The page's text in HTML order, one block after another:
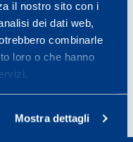
il nostro sito con i
dei dati web,
combinarle
loro o che hanno
Mostra dettagli